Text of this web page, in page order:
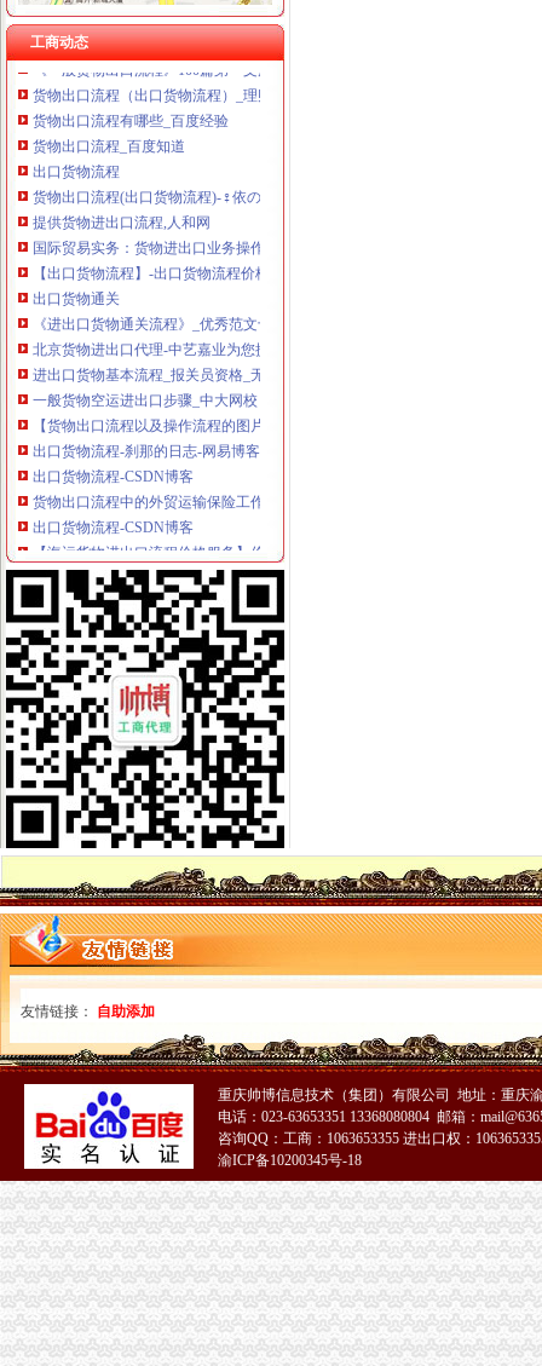
工商动态
出口货物流程几步走_外贸流程_eBay外贸门户
《一般货物出口流程》100篇第一文库网
货物出口流程（出口货物流程）_理财前线_天涯论坛_天涯社区
货物出口流程有哪些_百度经验
货物出口流程_百度知道
出口货物流程
货物出口流程(出口货物流程)-♀依の亿°♂的日志-网易博客
提供货物进出口流程,人和网
国际贸易实务：货物进出口业务操作流程-搜百科
【出口货物流程】-出口货物流程价格|批发-出口货物流程公司-页88网
出口货物通关
《进出口货物通关流程》_优秀范文十篇
北京货物进出口代理-中艺嘉业为您提供门到门的一条龙服务-供应信息
进出口货物基本流程_报关员资格_无忧考网
一般货物空运进出口步骤_中大网校
【货物出口流程以及操作流程的图片】-宝安宝安易登网
出口货物流程-刹那的日志-网易博客
出口货物流程-CSDN博客
货物出口流程中的外贸运输保险工作-百科教程网_经验分享平台[上学
出口货物流程-CSDN博客
【海运货物进出口流程价格服务】价格_厂家_图片-Hc360慧聪网
提供货物出口流程,危险品海运咨询,人和网
突尼斯拟简化货物进出口流程_新闻中心_大河网
【货物出口的业务流程】_产品资讯_一呼百应资讯频道
【出口货物流程】_出口货物流程批发价_出口货物流程货源--虎易网
空运货物出口操作流程_货物运输—中国物通网
出口货物流程_出口货物流程doc下载_爱问共享资料
一般进出口货物的报关程序
出口货物基本流程_互动百科
运输物流出口货物流程-供应信息-环球经贸网
一般货物空运进出口基本流程_搜狐_搜狐网
出口货物退运流程
货物出口的业务流程[1]-国际货运代理-无忧考网
【货物出口全部流程】价格_厂家_图片-Hc360慧聪网
出口货物流程_已解决-阿里巴巴生意经
出口货物流程.ppt
出口货物流程_已解决-阿里巴巴生意经
海运货物出口操作流程_百度经验
出口货物流程[1]
货物出口越南通关流程
物流公司货物出口流程-搬家物流-久久信息网
集装箱货物出口过程中的一般流程介绍——运去哪
出口货物流程_中华文本库
出口货物流程法规-110网
出口货物流程法规-110网
货物出口退运流程
货物出口流程
代理公司出口_宁波瓯伟嘉外贸专家精心整理货物进出口的实务流程【
一般货物空运进出口基本流程_搜狐_搜狐网
出口流程-搜百科
海运出口货物基本流程_百度经验
货物出口流程
友情链接： 自助添加
重庆帅博信息技术（集团）有限公司 地址：重庆
电话：023-63653351 13368080804 邮箱：
咨询QQ：工商：1063653355 进出口权：
渝ICP备10200345号-18